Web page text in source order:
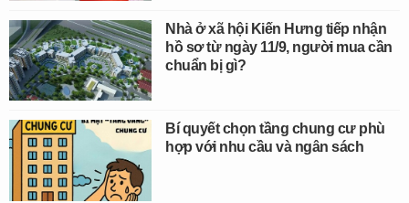
Nhà ở xã hội Kiến Hưng tiếp nhận
hồ sơ từ ngày 11/9, người mua cần
chuẩn bị gì?
Bí quyết chọn tầng chung cư phù
hợp với nhu cầu và ngân sách